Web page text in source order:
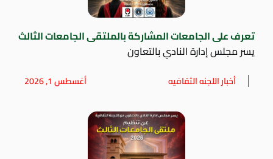
تعرف على الجامعات المشاركة بالملتقى الجامعات الثالث
يسر مجلس إدارة النادي بالتعاون
أخبار اللجنه الثقافيه أغسطس 1, 2026